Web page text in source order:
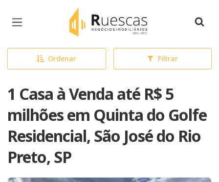
Página inicial
Ordenar Filtrar
1 Casa à Venda até R$ 5
milhões em Quinta do Golfe
Residencial, São José do Rio
Preto, SP